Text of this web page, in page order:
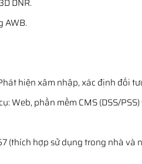
DNR.
AWB.
hiện xâm nhập, xác định đối
Web, phần mềm CMS (DSS/PSS)
(thích hợp sử dụng trong nhà và